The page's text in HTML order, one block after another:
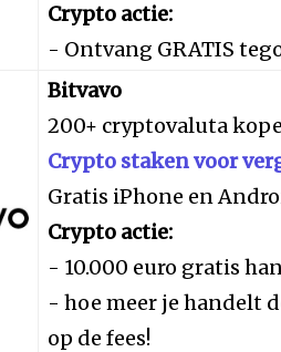
Crypto actie:
- Ontvang GRATIS
Bitvavo
200+ cryptovaluta
Crypto staken voor
Gratis iPhone en
Crypto actie:
- 10.000 euro gratis
- hoe meer je handelt
op de fees!